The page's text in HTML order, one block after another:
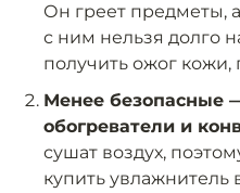
Он греет предметы,
с ним нельзя долго
получить ожог кожи,
Менее безопасные
обогреватели и
сушат воздух,
купить увлажнитель